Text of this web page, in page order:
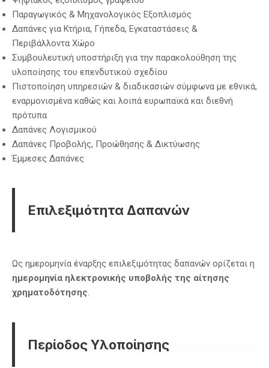
Παραγωγικός & Μηχανολογικός Εξοπλισμός
Δαπάνες για Κτήρια, Γήπεδα, Εγκαταστάσεις &
Περιβάλλοντα Χώρο
Συμβουλευτική υποστήριξη για την παρακολούθηση της
υλοποίησης του επενδυτικού σχεδίου
Πιστοποίηση υπηρεσιών & διαδικασιών σύμφωνα με εθνικά,
εναρμονισμένα καθώς και λοιπά ευρωπαϊκά και διεθνή
πρότυπα
Δαπάνες Λογισμικού
Δαπάνες Προβολής, Προώθησης & Δικτύωσης
Έμμεσες Δαπάνες
Επιλεξιμότητα Δαπανών
Ως ημερομηνία έναρξης επιλεξιμότητας δαπανών ορίζεται η
ημερομηνία ηλεκτρονικής υποβολής της αίτησης
χρηματοδότησης.
Περίοδος Υλοποίησης
ΠΡΟΗΓΟΎΜΕΝΟ